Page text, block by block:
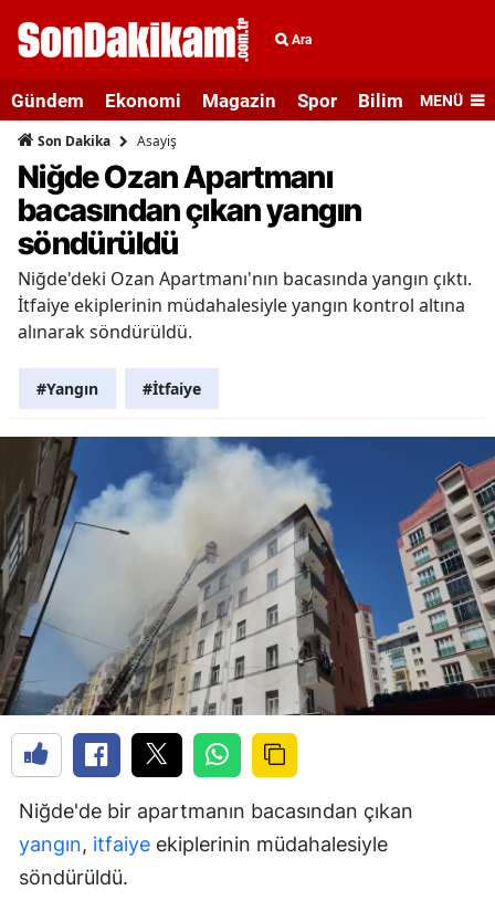
Ara
Gündem Ekonomi Magazin Spor Bilim veMENÜ
Son Dakika Asayiş
Niğde Ozan Apartmanı
bacasından çıkan yangın
söndürüldü
Niğde'deki Ozan Apartmanı'nın bacasında yangın çıktı.
İtfaiye ekiplerinin müdahalesiyle yangın kontrol altına
alınarak söndürüldü.
#Yangın #İtfaiye
Niğde'de bir apartmanın bacasından çıkan
yangın, itfaiye ekiplerinin müdahalesiyle
söndürüldü.